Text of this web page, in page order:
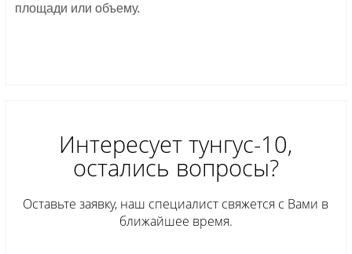
площади или объему.
Интересует тунгус-10,
остались вопросы?
Оставьте заявку, наш специалист свяжется с Вами в
ближайшее время.